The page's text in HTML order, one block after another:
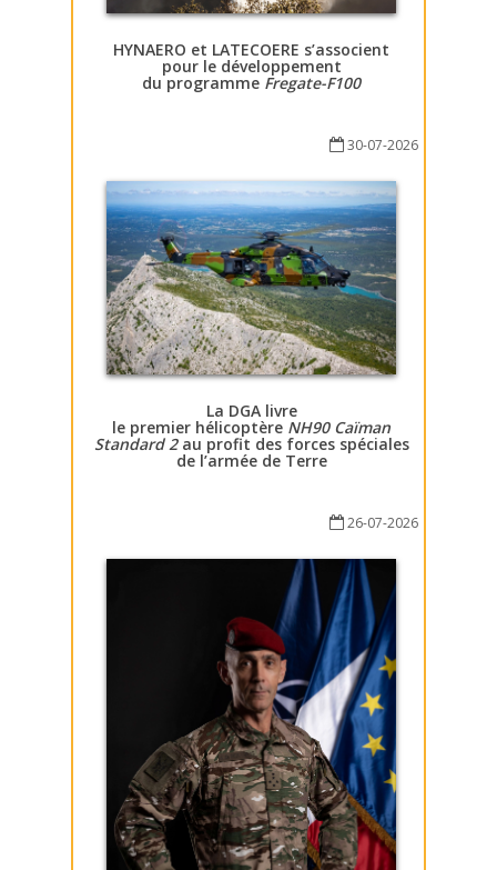
HYNAERO et LATECOERE s’associent
pour le développement
du programme Fregate-F100
30-07-2026
La DGA livre
le premier hélicoptère NH90 Caïman
Standard 2au profit des forces spéciales
de l’armée de Terre
26-07-2026